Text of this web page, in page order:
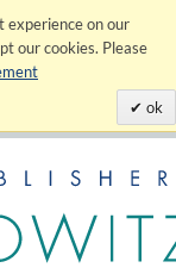
experience on our
our cookies. Please
ok